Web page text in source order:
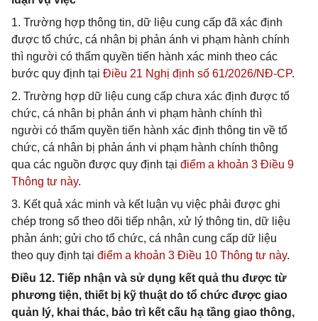
1. Trường hợp thông tin, dữ liệu cung cấp đã xác định
được tổ chức, cá nhân bị phản ánh vi phạm hành chính
thì người có thẩm quyền tiến hành xác minh theo các
bước quy định tại Điều 21 Nghị định số 61/2026/NĐ-CP.
2. Trường hợp dữ liệu cung cấp chưa xác định được tổ
chức, cá nhân bị phản ánh vi phạm hành chính thì
người có thẩm quyền tiến hành xác định thông tin về tổ
chức, cá nhân bị phản ánh vi phạm hành chính thông
qua các nguồn được quy định tại điểm a khoản 3 Điều 9
Thông tư này.
3. Kết quả xác minh và kết luận vụ việc phải được ghi
chép trong sổ theo dõi tiếp nhận, xử lý thông tin, dữ liệu
phản ánh; gửi cho tổ chức, cá nhân cung cấp dữ liệu
theo quy định tại điểm a khoản 3 Điều 10 Thông tư này.
Điều 12. Tiếp nhận và sử dụng kết quả thu được từ
phương tiện, thiết bị kỹ thuật do tổ chức được giao
quản lý, khai thác, bảo trì kết cấu hạ tầng giao thông,